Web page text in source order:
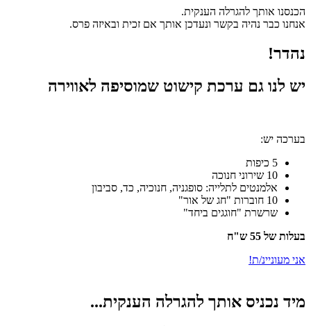
אותך להגרלה הענקית.
כבר נהיה בקשר ונעדכן אותך אם זכית ובאיזה פרס.
לנו גם ערכת קישוט שמוסיפה לאווירה
יש:
5 כיפות
10 שירוני חנוכה
אלמנטים לתלייה: סופגניה, חנוכיה, כד, סביבון
10 חוברות "חג של אור"
שרשרת "חוגגים ביחד"
של 55 ש"ח
מעוניינ/ת!
נכניס אותך להגרלה הענקית...